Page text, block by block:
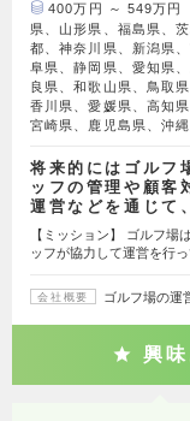
400万円 ～ 549万円
県、山形県、福島県、
都、神奈川県、新潟県
阜県、静岡県、愛知県
良県、和歌山県、鳥取
香川県、愛媛県、高知
宮崎県、鹿児島県、沖
将来的にはゴルフ
ッフの管理や顧客
運営などを通じて
【ミッション】 ゴルフ場
ッフが協力して運営を行
会社概要 ゴルフ場の運
興味